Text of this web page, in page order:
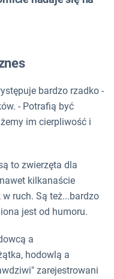
bardzo rzadko -
- Potrafią być
im cierpliwość i
to zwierzęta dla
kilkanaście
ruch. Są też...bardzo
jest od humoru.
a
hodowlą a
zarejestrowani